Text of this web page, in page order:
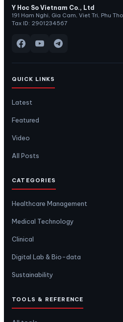
Y Hoc So Vietnam Co., Ltd
191 Ham Nghi, Gia Cam, Viet Tri, Phu Tho
Tax ID: 2901234567
QUICK LINKS
Latest
Featured
Video
All Posts
CATEGORIES
Healthcare Management
Medical Technology
Clinical
Digital Lab & Bio-data
Sustainability
TOOLS & REFERENCE